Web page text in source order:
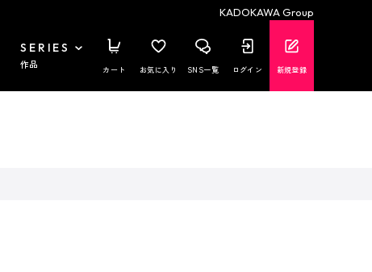
KADOKAWA Group
SERIES
作品 カート お気に入り SNS一覧 ログイン 新規登録